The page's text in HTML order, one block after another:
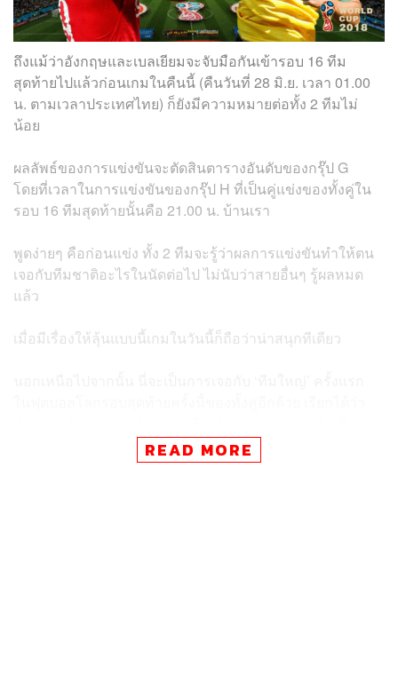
ถึงแม้ว่าอังกฤษและเบลเยียมจะจับมือกันเข้ารอบ 16 ทีม
สุดท้ายไปแล้วก่อนเกมในคืนนี้ (คืนวันที่ 28 มิ.ย. เวลา 01.00
น. ตามเวลาประเทศไทย) ก็ยังมีความหมายต่อทั้ง 2 ทีมไม่
น้อย
ผลลัพธ์ของการแข่งขันจะตัดสินตารางอันดับของกรุ๊ป G
โดยที่เวลาในการแข่งขันของกรุ๊ป H ที่เป็นคู่แข่งของทั้งคู่ใน
รอบ 16 ทีมสุดท้ายนั้นคือ 21.00 น. บ้านเรา
พูดง่ายๆ คือก่อนแข่ง ทั้ง 2 ทีมจะรู้ว่าผลการแข่งขันทำให้ตน
เจอกับทีมชาติอะไรในนัดต่อไป ไม่นับว่าสายอื่นๆ รู้ผลหมด
แล้ว
เมื่อมีเรื่องให้ลุ้นแบบนี้เกมในวันนี้ก็ถือว่าน่าสนุกทีเดียว
สิงห์กระทิงแรดในรอบต่อไปREAD MORE